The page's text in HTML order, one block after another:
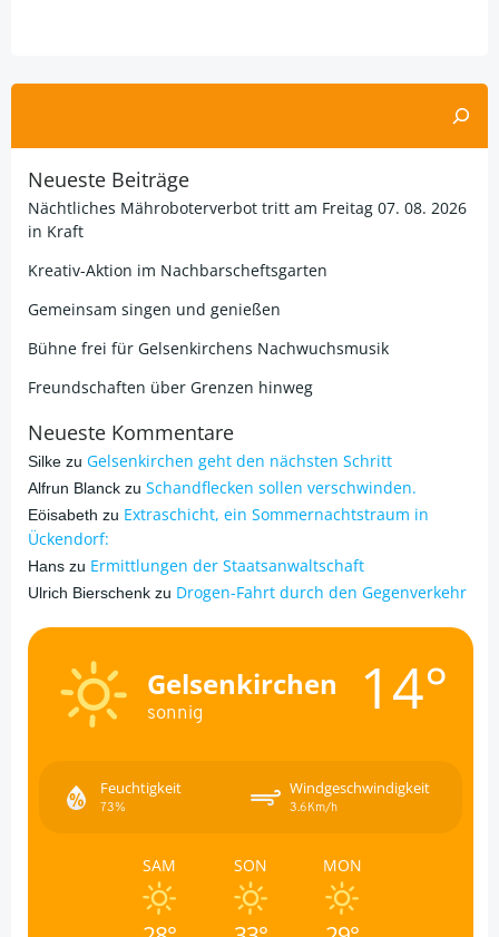
Neueste Beiträge
Nächtliches Mähroboterverbot tritt am Freitag 07. 08. 2026
in Kraft
Kreativ-Aktion im Nachbarscheftsgarten
Gemeinsam singen und genießen
Bühne frei für Gelsenkirchens Nachwuchsmusik
Freundschaften über Grenzen hinweg
Neueste Kommentare
Silke zu Gelsenkirchen geht den nächsten Schritt
Alfrun Blanck zu Schandflecken sollen verschwinden.
Eöisabeth zu Extraschicht, ein Sommernachtstraum in
Ückendorf:
Hans zu Ermittlungen der Staatsanwaltschaft
Ulrich Bierschenk zu Drogen-Fahrt durch den Gegenverkehr
Gelsenkirchen
sonnig 14°
Feuchtigkeit
73%
Windgeschwindigkeit
3.6Km/h
SAM SON MON